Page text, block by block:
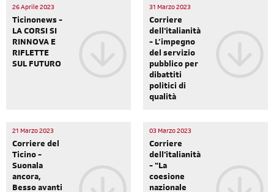
26 Aprile 2023
Ticinonews -
LA CORSI SI
RINNOVA E
RIFLETTE
SUL FUTURO
31 Marzo 2023
Corriere
dell'italianità
- L’impegno
del servizio
pubblico per
dibattiti
politici di
qualità
21 Marzo 2023
Corriere del
Ticino -
Suonala
ancora,
Besso avanti
03 Marzo 2023
Corriere
dell'italianità
- "La
coesione
nazionale